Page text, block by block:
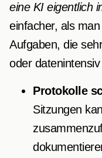
eine KI eigentlich
einfacher, als
Aufgaben, die
oder datenintensiv
Protokolle
Sitzungen